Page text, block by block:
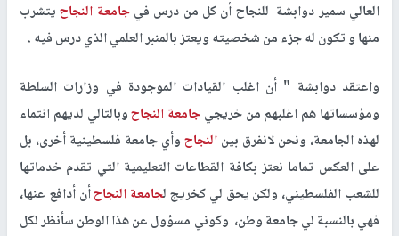
العالي سمير دوابشة للنجاح أن كل من درس فيجامعة النجاحيتشرب
منها و تكون له جزء من شخصيته ويعتز بالمنبر العلمي الذي درس فيه .
واعتقد دوابشة " أن اغلب القيادات الموجودة في وزارات السلطة
ومؤسساتها هم اغلبهم من خريجيجامعة النجاحوبالتالي لديهم انتماء
لهذه الجامعة، ونحن لانفرق بينالنجاحوأي جامعة فلسطينية أخرى، بل
على العكس تماما نعتز بكافة القطاعات التعليمية التي تقدم خدماتها
للشعب الفلسطيني، ولكن يحق لي كخريج لجامعة النجاحأن أدافع عنها،
فهي بالنسبة لي جامعة وطن، وكوني مسؤول عن هذا الوطن سأنظر لكل